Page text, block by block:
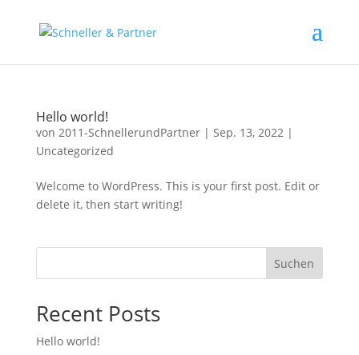
Hello world!
von 2011-SchnellerundPartner| Sep. 13, 2022|
Uncategorized
Welcome to WordPress. This is your first post. Edit or
delete it, then start writing!
Suchen
Recent Posts
Hello world!